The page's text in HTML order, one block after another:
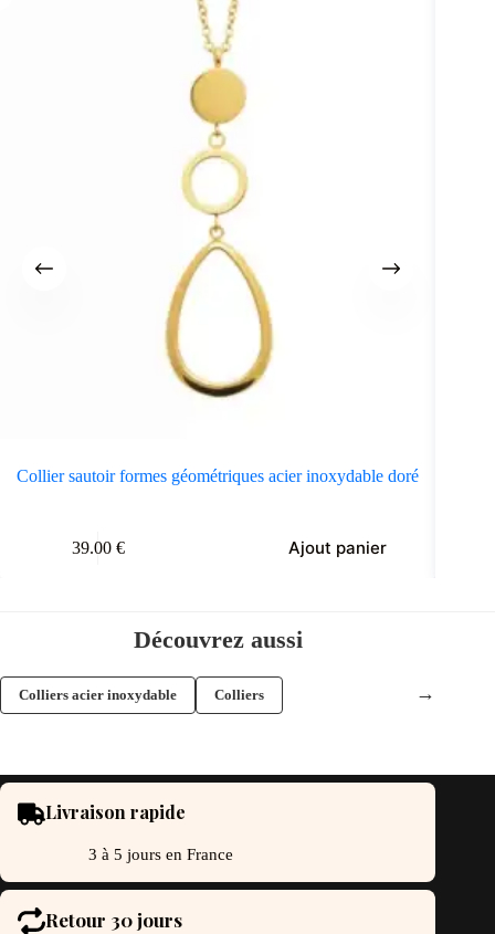
Collier sautoir formes géométriques acier inoxydable doré
39.00 € Ajout panier
Découvrez aussi
Colliers acier inoxydable Colliers →
Livraison rapide
3 à 5 jours en France
Retour 30 jours